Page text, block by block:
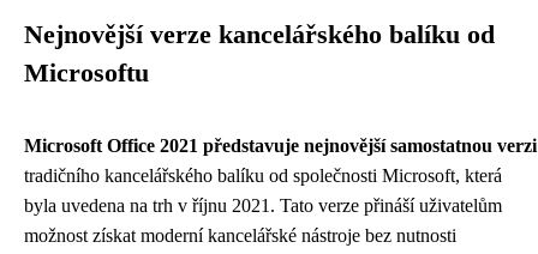
Nejnovější verze kancelářského balíku od
Microsoftu
Microsoft Office 2021 představuje nejnovější samostatnou verzi
tradičního kancelářského balíku od společnosti Microsoft, která
byla uvedena na trh v říjnu 2021. Tato verze přináší uživatelům
možnost získat moderní kancelářské nástroje bez nutnosti